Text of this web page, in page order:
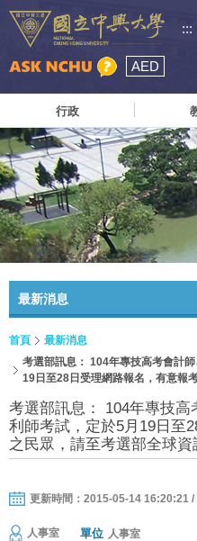
:::
AED
行政
最新消息
首頁
最新消息
考選部訊息： 104年專技高考會計
19日至28日受理網路報名，有意報
考選部訊息： 104年專技
利師考試，定於5月19日至
之民眾，請至考選部全球資
更新時間：2015-05-14 16:20:21
人事室 單位 人事室